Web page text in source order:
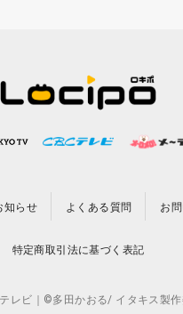
知らせ よくある質問 お
特定商取引法に基づく表記
ビ｜©多田かおる/ イタキス製